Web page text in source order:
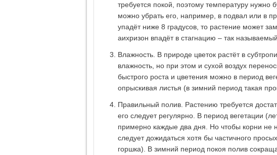
требуется покой, поэтому температуру нужно
можно убрать его, например, в подвал или в
упадёт ниже 8 градусов, то растение может
аихризон впадёт в стагнацию – так
Влажность. В природе цветок растёт в
влажность, но при этом и сухой воздух
быстрого роста и цветения можно в период
опрыскивая листья (в зимний период такая
Правильный полив. Растению требуется
его следует регулярно. В период вегетации
примерно каждые два дня. Но чтобы корни не
следует дожидаться хотя бы частичного
горшка). В зимний период покоя полив